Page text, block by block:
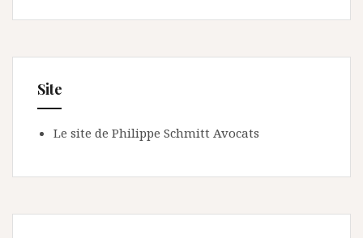
Site
Le site de Philippe Schmitt Avocats